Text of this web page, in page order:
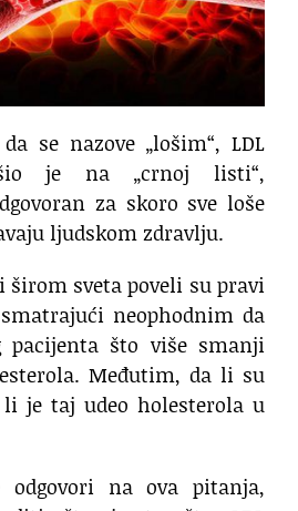
se nazove „lošim“, LDL
je na „crnoj listi“,
za skoro sve loše
ljudskom zdravlju.
sveta poveli su pravi
neophodnim da
pacijenta što više smanji
Međutim, da li su
je taj udeo holesterola u
odgovori na ova pitanja,